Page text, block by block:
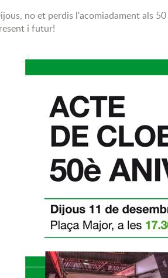
no et perdis l'acomiadament als
i futur!